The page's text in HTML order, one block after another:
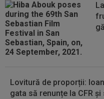
15:24
Unirea Slobozia -
18:00, DGS 1. Programul
15:18 FOTO
lumea cu imaginile postate,
Lovitură de proporții:
gata să renunțe la CFR și